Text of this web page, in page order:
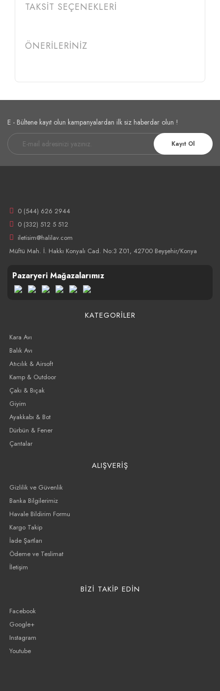
TAKSİT SEÇENEKLERİ
ÖNERİLERİNİZ
E - Bültene kayıt olun kampanyalardan ilk siz haberdar olun !
Kayıt Ol
0 (544) 626 2944
0 (332) 512 5 512
iletisim@halilav.com
Müftü Mah. İ. Hakkı Konyalı Cad. No:3 Z01, 42700 Beyşehir/Konya
Pazaryeri Mağazalarımız
KATEGORİLER
Kara Avı
Balık Avı
Atıcılık & Airsoft
Kamp & Outdoor
Çakı & Bıçak
Giyim
Ayakkabı & Bot
Dürbün & Fener
Çantalar
ALIŞVERİŞ
Gizlilik ve Güvenlik
Banka Bilgilerimiz
Havale Bildirim Formu
Kargo Takip
İade Şartları
Ödeme ve Teslimat
İletişim
BİZİ TAKİP EDİN
Facebook
Google+
Instagram
Youtube